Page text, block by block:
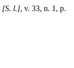
[S. l.], v. 33, n. 1, p.